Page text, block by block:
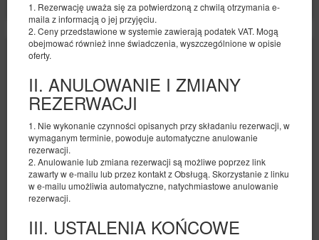
1. Rezerwację uważa się za potwierdzoną z chwilą otrzymania e-
maila z informacją o jej przyjęciu.
2. Ceny przedstawione w systemie zawierają podatek VAT. Mogą
obejmować również inne świadczenia, wyszczególnione w opisie
oferty.
II. ANULOWANIE I ZMIANY
REZERWACJI
1. Nie wykonanie czynności opisanych przy składaniu rezerwacji, w
wymaganym terminie, powoduje automatyczne anulowanie
rezerwacji.
2. Anulowanie lub zmiana rezerwacji są możliwe poprzez link
zawarty w e-mailu lub przez kontakt z Obsługą. Skorzystanie z linku
w e-mailu umożliwia automatyczne, natychmiastowe anulowanie
rezerwacji.
III. USTALENIA KOŃCOWE